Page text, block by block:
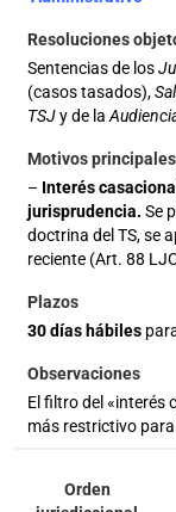
Sentencias de los
(casos tasados),
TSJy de la
– Interés
jurisprudencia. Se
doctrina del TS, se
reciente (Art. 88
30 días hábiles
El filtro del «interés
más restrictivo